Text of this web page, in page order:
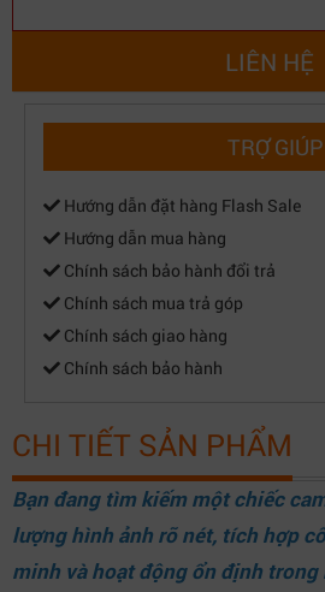
LIÊN HỆ
TRỢ GIÚP
Hướng dẫn đặt hàng Flash Sale
Hướng dẫn mua hàng
Chính sách bảo hành đổi trả
Chính sách mua trả góp
Chính sách giao hàng
Chính sách bảo hành
CHI TIẾT SẢN PHẨM
Bạn đang tìm kiếm một chiếc
lượng hình ảnh rõ nét, tích hợp
minh và hoạt động ổn định